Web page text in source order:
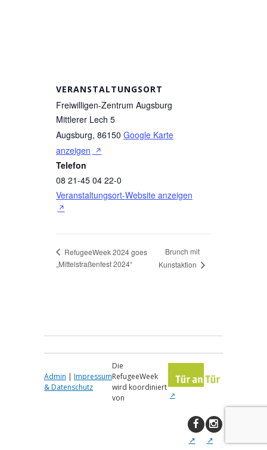
VERANSTALTUNGSORT
Freiwilligen-Zentrum Augsburg
Mittlerer Lech 5
Augsburg, 86150 Google Karte
anzeigen
Telefon
08 21-45 04 22-0
Veranstaltungsort-Website anzeigen
RefugeeWeek 2024 goes
„Mittelstraßenfest 2024“
Brunch mit
Kunstaktion
Admin | Impressum
& Datenschutz
Die
RefugeeWeek
wird koordiniert
von